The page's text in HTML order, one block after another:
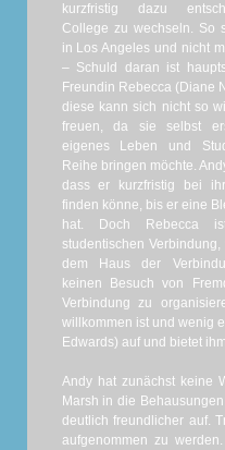
kurzfristig dazu
College zu wechseln. So
in Los Angeles und nicht
– Schuld daran ist
Freundin Rebecca (Diane
diese kann sich nicht so
freuen, da sie selbst
eigenes Leben und
Reihe bringen möchte.
dass er kurzfristig bei
finden könne, bis er eine
hat. Doch Rebecca
studentischen
dem Haus der
keinen Besuch von
Verbindung zu
willkommen ist und wenig
Edwards) auf und bietet
Andy hat zunächst keine
Marsh in die
deutlich freundlicher auf.
aufgenommen zu